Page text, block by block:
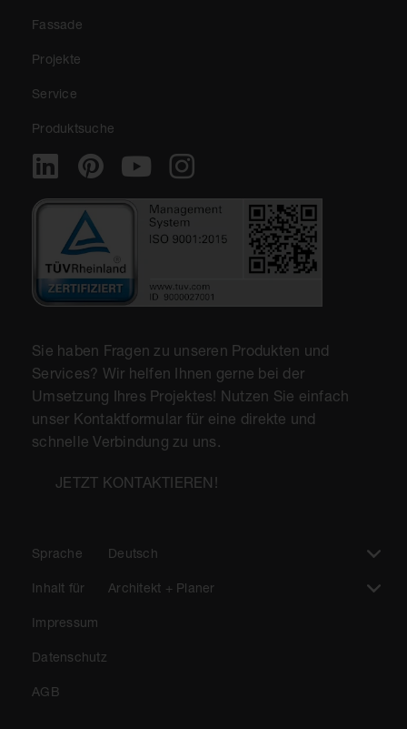
Fassade
Projekte
Service
Produktsuche
Sie haben Fragen zu unseren Produkten und
Services? Wir helfen Ihnen gerne bei der
Umsetzung Ihres Projektes! Nutzen Sie einfach
unser Kontaktformular für eine direkte und
schnelle Verbindung zu uns.
JETZT KONTAKTIEREN!
Sprache Deutsch
Inhalt für Architekt + Planer
Impressum
Datenschutz
AGB